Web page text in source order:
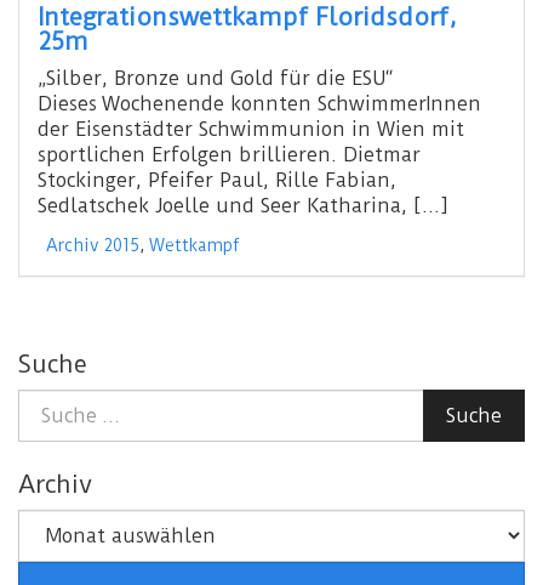
Integrationswettkampf Floridsdorf,
25m
„Silber, Bronze und Gold für die ESU“
Dieses Wochenende konnten SchwimmerInnen
der Eisenstädter Schwimmunion in Wien mit
sportlichen Erfolgen brillieren. Dietmar
Stockinger, Pfeifer Paul, Rille Fabian,
Sedlatschek Joelle und Seer Katharina, […]
Archiv 2015, Wettkampf
Suche
nach:
Suche
Archiv